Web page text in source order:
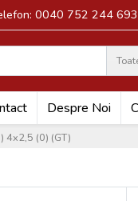
0040 752 244 693
Despre Noi
4x2,5 (0) (GT)